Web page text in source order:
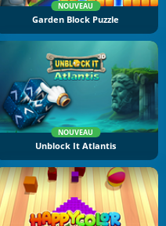
NOUVEAU
Garden Block Puzzle
NOUVEAU
Unblock It Atlantis